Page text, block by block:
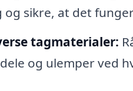
og sikre, at det
tagmaterialer:
og ulemper ved